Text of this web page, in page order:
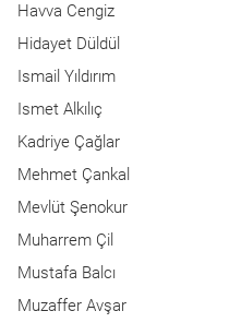
Havva Cengiz
Hidayet Düldül
Ismail Yıldırım
Ismet Alkılıç
Kadriye Çağlar
Mehmet Çankal
Mevlüt Şenokur
Muharrem Çil
Mustafa Balcı
Muzaffer Avşar